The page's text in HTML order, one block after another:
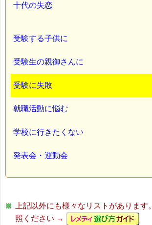
十代の失恋
受験する子供に
受験生の親御さんに
受験に失敗
就職活動に悩む
学校に行きたくない
発表会・運動会
上記以外にも様々なリストがあります
照ください →